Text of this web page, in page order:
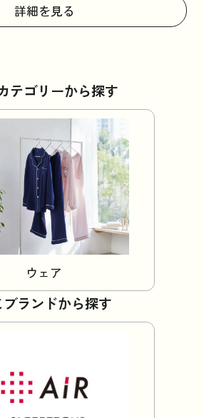
詳細を見る
テゴリーから探す
ウェア
ブランドから探す